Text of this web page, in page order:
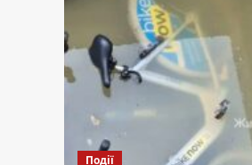
Події